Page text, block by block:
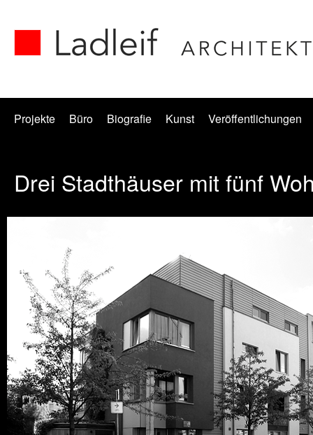
Projekte Büro Biografie Kunst Veröffentlichungen
Drei Stadthäuser mit fünf